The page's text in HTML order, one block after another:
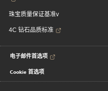
珠宝质量保证基准v
4C 钻石品质标准
电子邮件首选项
Cookie 首选项